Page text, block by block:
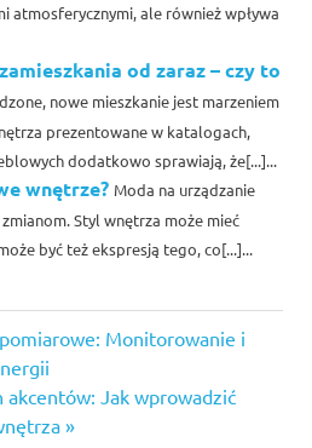
atmosferycznymi, ale również wpływa
od zaraz – czy to
nowe mieszkanie jest marzeniem
prezentowane w katalogach,
dodatkowo sprawiają, że[...]...
wnętrze? Moda na urządzanie
Styl wnętrza może mieć
być też ekspresją tego, co[...]...
Monitorowanie i
Jak wprowadzić